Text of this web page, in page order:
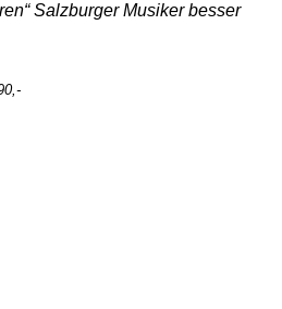
Salzburger Musiker besser